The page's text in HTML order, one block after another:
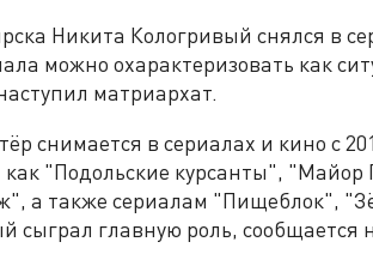
Никита Кологривый снялся в
можно охарактеризовать как
матриархат.
снимается в сериалах и кино с
"Подольские курсанты", "Майор
а также сериалам "Пищеблок",
сыграл главную роль, сообщается